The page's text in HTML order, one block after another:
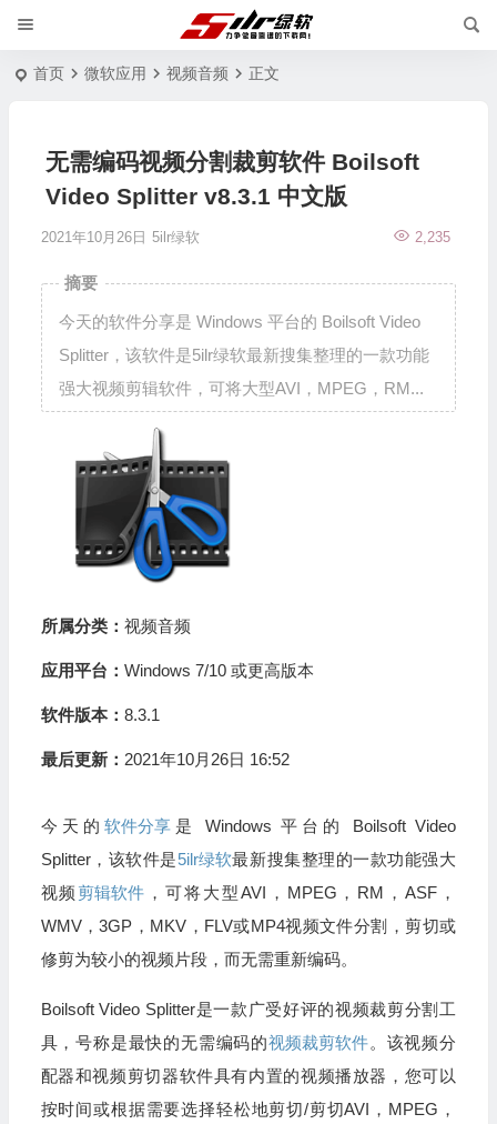
首页 微软应用 视频音频 正文
无需编码视频分割裁剪软件 Boilsoft
Video Splitter v8.3.1 中文版
2021年10月26日 5ilr绿软 2,235
摘要
今天的软件分享是 Windows 平台的 Boilsoft Video
Splitter，该软件是5ilr绿软最新搜集整理的一款功能
强大视频剪辑软件，可将大型AVI，MPEG，RM...
所属分类： 视频音频
应用平台： Windows 7/10 或更高版本
软件版本： 8.3.1
最后更新： 2021年10月26日 16:52
今天的 软件分享是 Windows 平台的 Boilsoft Video
Splitter，该软件是5ilr绿软最新搜集整理的一款功能强大
视频 剪辑软件 ，可将大型AVI，MPEG，RM，ASF，
WMV，3GP，MKV，FLV或MP4视频文件分割，剪切或
修剪为较小的视频片段，而无需重新编码。
Boilsoft Video Splitter是一款广受好评的视频裁剪分割工
具，号称是最快的无需编码的视频裁剪软件。该视频分
配器和视频剪切器软件具有内置的视频播放器，您可以
按时间或根据需要选择轻松地剪切/剪切AVI，MPEG，